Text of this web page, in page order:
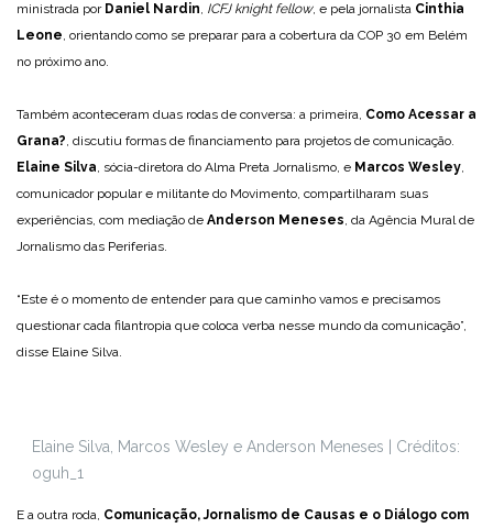
ministrada por Daniel Nardin, ICFJ knight fellow, e pela jornalista Cinthia
Leone, orientando como se preparar para a cobertura da COP 30 em Belém
no próximo ano.
Também aconteceram duas rodas de conversa: a primeira, Como Acessar a
Grana?, discutiu formas de financiamento para projetos de comunicação.
Elaine Silva, sócia-diretora do Alma Preta Jornalismo, e Marcos Wesley,
comunicador popular e militante do Movimento, compartilharam suas
experiências, com mediação de Anderson Meneses, da Agência Mural de
Jornalismo das Periferias.
“Este é o momento de entender para que caminho vamos e precisamos
questionar cada filantropia que coloca verba nesse mundo da comunicação”,
disse Elaine Silva.
Elaine Silva, Marcos Wesley e Anderson Meneses | Créditos:
oguh_1
E a outra roda, Comunicação, Jornalismo de Causas e o Diálogo com